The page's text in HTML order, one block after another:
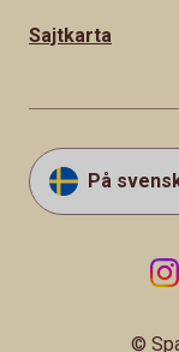
Sajtkarta
På
©